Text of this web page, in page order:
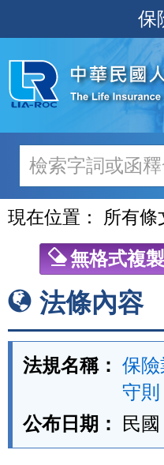
至
主
內
容
保
現在位置： 所有條
無格式複製
法條內容
法規名稱： 保
守則
公布日期：
民國